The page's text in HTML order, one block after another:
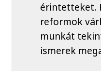
érintetteket.
reformok
munkát
ismerek